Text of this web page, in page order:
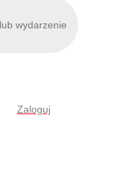
Zaloguj